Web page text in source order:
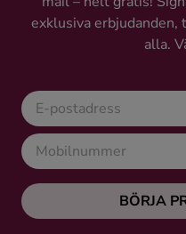
exklusiva erbjudanden,
alla.
BÖRJA